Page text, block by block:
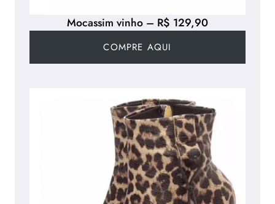
Mocassim vinho – R$ 129,90
COMPRE AQUI